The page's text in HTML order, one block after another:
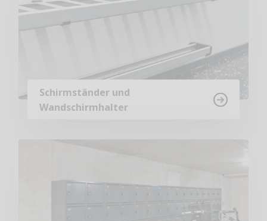
Schirmständer und
Wandschirmhalter